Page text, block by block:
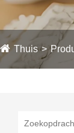
Thuis